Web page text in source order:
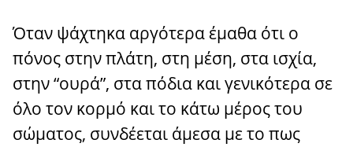
Όταν ψάχτηκα αργότερα έμαθα ότι ο
πόνος στην πλάτη, στη μέση, στα ισχία,
στην “ουρά”, στα πόδια και γενικότερα σε
όλο τον κορμό και το κάτω μέρος του
σώματος, συνδέεται άμεσα με το πως